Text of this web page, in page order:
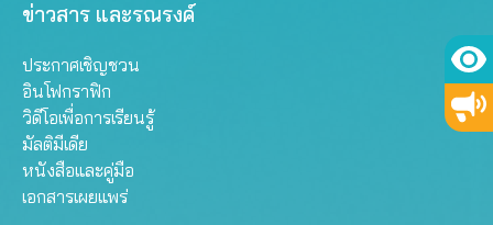
ข่าวสาร และรณรงค์
ประกาศเชิญชวน
อินโฟกราฟิก
วิดีโอเพื่อการเรียนรู้
มัลติมีเดีย
หนังสือและคู่มือ
เอกสารเผยแพร่